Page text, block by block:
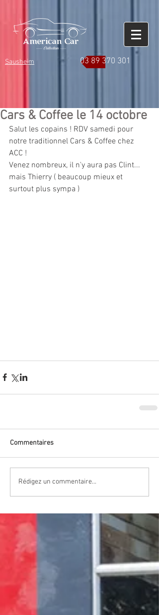
Sausheim 03 89 370 301
Cars & Coffee le 14 octobre
Salut les copains ! RDV samedi pour
notre traditionnel Cars & Coffee chez
ACC !
Venez nombreux, il n'y aura pas Clint...
mais Thierry ( beaucoup mieux et
surtout plus sympa )
Commentaires
Rédigez un commentaire...